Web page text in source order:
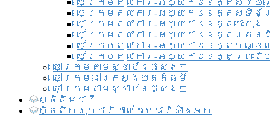
ចៅក្រមតុលាការ-អយ្យការខេត្តស្វាយ
ចៅក្រមតុលាការ-អយ្យការខេត្តស្ទឹង
ចៅក្រមតុលាការ-អយ្យការខេត្តកោះកុង
ចៅក្រមតុលាការ-អយ្យការខេត្តរតន
ចៅក្រមតុលាការ-អយ្យការខេត្តមណ្
ចៅក្រមតុលាការ-អយ្យការខេត្តព្រះវិហ
ចៅក្រមតាមស្ថាប័នផ្សេងៗ
ចៅក្រមនៅក្រសួងយុត្តិធម៌
ចៅក្រមតាមស្ថាប័នផ្សេងៗ
ស្ថិតិមេធាវី
សិ្ថតិសរុបការិយាល័យមេធាវីទាំងអស់​